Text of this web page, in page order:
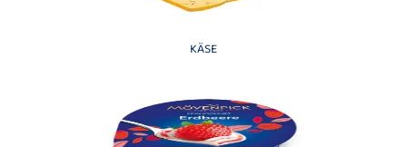
KÄSE